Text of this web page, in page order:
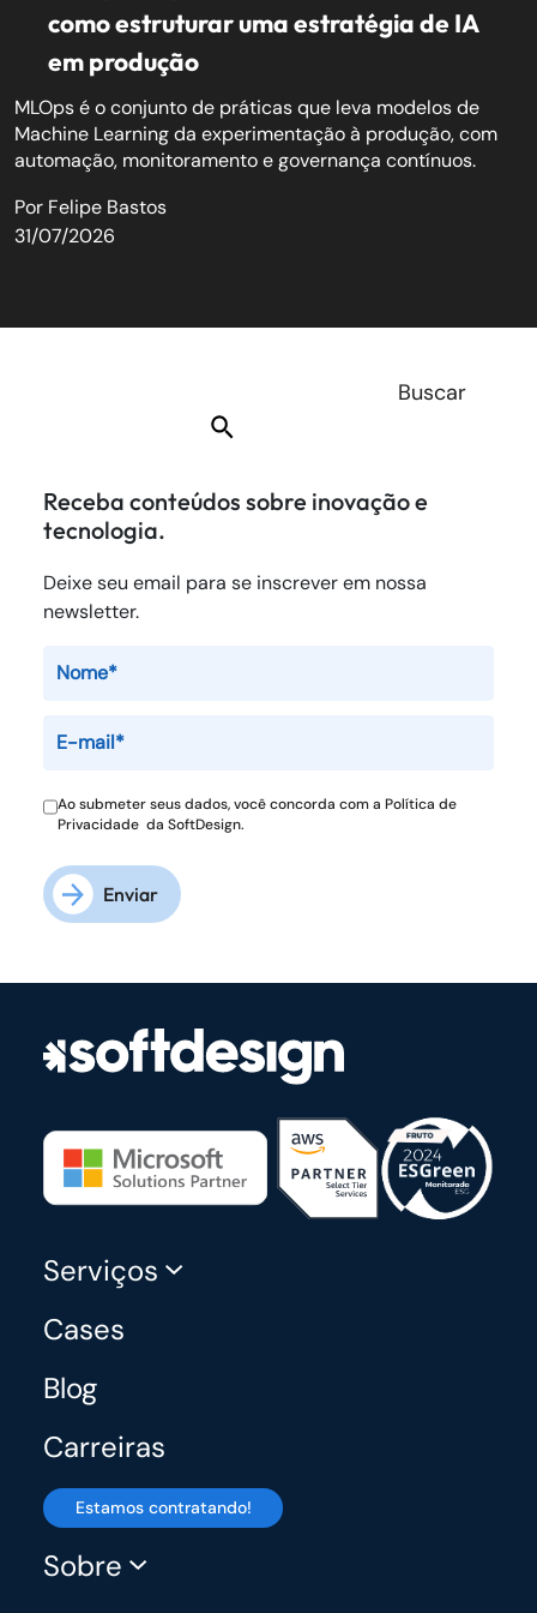
como estruturar uma estratégia de IA
em produção
MLOps é o conjunto de práticas que leva modelos de
Machine Learning da experimentação à produção, com
automação, monitoramento e governança contínuos.
Por Felipe Bastos
31/07/2026
Receba conteúdos sobre inovação e
tecnologia.
Deixe seu email para se inscrever em nossa
newsletter.
Ao submeter seus dados, você concorda com a Política de
Privacidade da SoftDesign.
Enviar
Serviços
Cases
Blog
Carreiras
Estamos contratando!
Sobre